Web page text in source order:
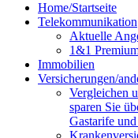
Home/Startseite
Telekommunikation
Aktuelle
1&1
Immobilien
Versicherungen/
Vergleichen
sparen Sie
Gastarife